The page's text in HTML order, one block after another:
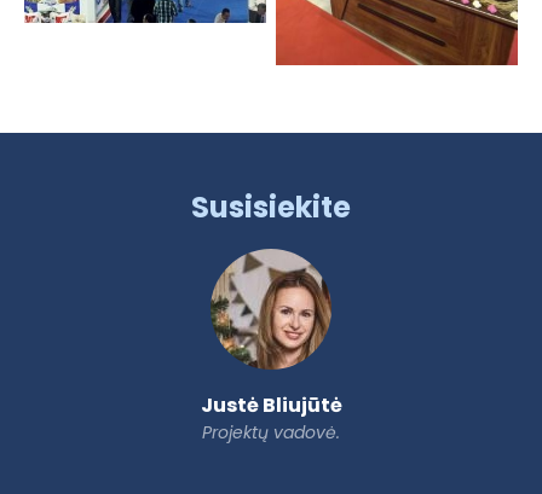
Susisiekite
Justė Bliujūtė
Projektų vadovė.